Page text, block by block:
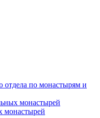
отдела по монастырям и
монастырей
монастырей